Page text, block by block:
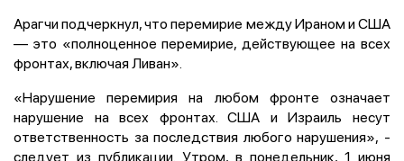
Арагчи подчеркнул, что перемирие между Ираном и США
— это «полноценное перемирие, действующее на всех
фронтах, включая Ливан».
«Нарушение перемирия на любом фронте означает
нарушение на всех фронтах. США и Израиль несут
ответственность за последствия любого нарушения», -
следует из публикации. Утром, в понедельник, 1 июня